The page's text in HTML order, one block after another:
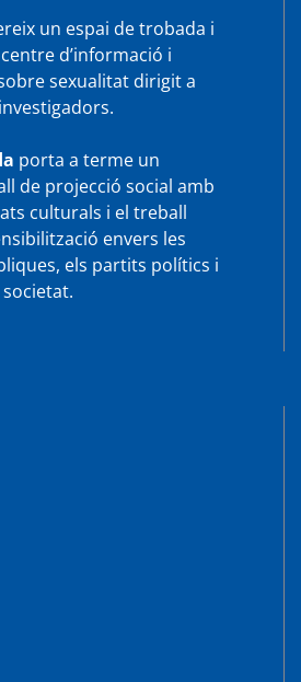
un espai de trobada i
d’informació i
sexualitat dirigit a
porta a terme un
de projecció social amb
culturals i el treball
envers les
els partits polítics i